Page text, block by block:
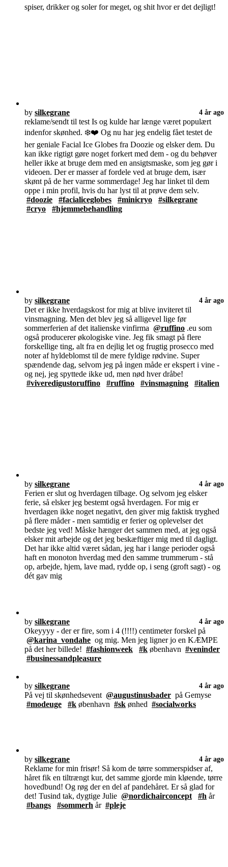
spiser, drikker og soler for meget, og shit hvor er det dejligt!
by silkegrane 4 år ago
reklame/sendt til test Is og kulde har længe været populært
indenfor skønhed. ❄️❤️ Og nu har jeg endelig fået testet de
her geniale Facial Ice Globes fra Doozie og elsker dem. Du
kan ikke rigtigt gøre noget forkert med dem - og du behøver
heller ikke at bruge dem med en ansigtsmaske, som jeg gør i
videoen. Der er masser af fordele ved at bruge dem, især
skønt på de her varme sommerdage! Jeg har linket til dem
oppe i min profil, hvis du har lyst til at prøve dem selv.
#doozie
#facialiceglobes #minicryo
#silkegrane
#cryo
#hjemmebehandling
by silkegrane 4 år ago
Det er ikke hverdagskost for mig at blive inviteret til
vinsmagning. Men det blev jeg så alligevel lige før
sommerferien af det italienske vinfirma @ruffino .eu som
også producerer økologiske vine. Jeg fik smagt på flere
forskellige ting, alt fra en dejlig let og frugtig prosecco med
noter af hyldeblomst til de mere fyldige rødvine. Super
spændende dag, selvom jeg på ingen måde er ekspert i vine -
og nej, jeg spyttede ikke ud, men nød hver dråbe!
#viveredigustoruffino
#ruffino #vinsmagning #italien
by silkegrane 4 år ago
Ferien er slut og hverdagen tilbage. Og selvom jeg elsker
ferie, så elsker jeg bestemt også hverdagen. For mig er
hverdagen ikke noget negativt, den giver mig faktisk tryghed
på flere måder - men samtidig er ferier og oplevelser det
bedste jeg ved! Måske hænger det sammen med, at jeg også
elsker mit arbejde og det jeg beskæftiger mig med til dagligt.
Det har ikke altid været sådan, jeg har i lange perioder også
haft en monoton hverdag med den samme trummerum - stå
op, arbejde, hjem, lave mad, rydde op, i seng (groft sagt) - og
dét gav mig
by silkegrane 4 år ago
Okeyyyy - der er fire, som i 4 (!!!!) centimeter forskel på
@karina_vondahe og mig. Men jeg ligner jo en KÆMPE
på det her billede! #fashionweek #k øbenhavn #veninder
#businessandpleasure
by silkegrane 4 år ago
På vej til skønhedsevent @augustinusbader på Gemyse
#modeuge
#k øbenhavn #sk ønhed #socialworks
by silkegrane 4 år ago
Reklame for min frisør! Så kom de tørre sommerspidser af,
håret fik en tiltrængt kur, det samme gjorde min kløende, tørre
hovedbund! Og røg der en del af pandehåret. Er så glad for
det! Tusind tak, dygtige Julie @nordichairconcept #h år
#bangs
#sommerh år #pleje